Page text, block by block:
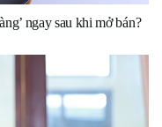
ngay sau khi mở bán?